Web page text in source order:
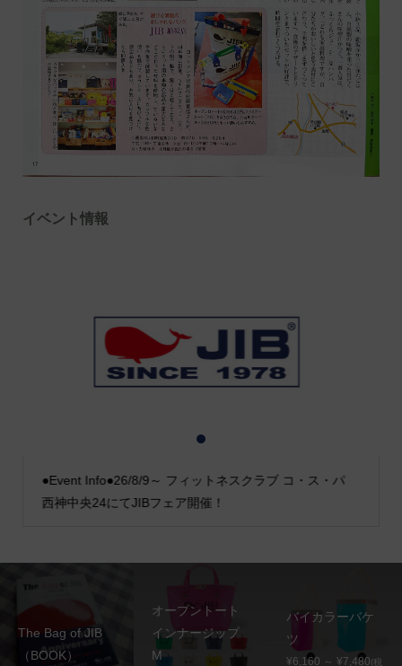
イベント情報
●Event Info●26/8/9～ フィットネスクラブ コ・ス・パ
西神中央24にてJIBフェア開催！
2
The Bag of JIB
（BOOK）
オープントート
インナージップ
M
バイカラーバケ
ツ
¥6,160 ～ ¥7,480(税